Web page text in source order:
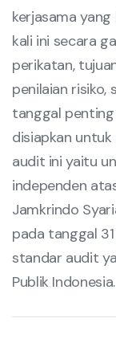
kerjasama
kali ini secara
perikatan,
penilaian
tanggal
disiapkan
audit ini yaitu
independen
Jamkrindo
pada tanggal
standar audit
Publik Indonesia.